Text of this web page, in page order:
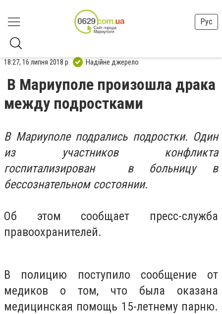
Рус
18:27, 16 липня 2018 р. Надійне джерело
В Мариуполе произошла драка
между подростками
В Мариуполе подрались подростки. Один
из участников конфликта
госпитализирован в больницу в
бессознательном состоянии.
Об этом сообщает пресс-cлужба
правоохранителей.
В полицию поступило сообщение от
медиков о том, что была оказана
медицинская помощь 15-летнему парню.